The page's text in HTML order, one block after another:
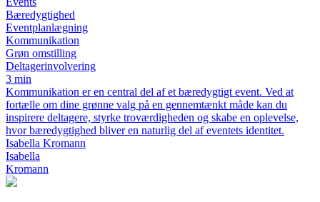
Bæredygtighed
Eventplanlægning
Kommunikation
Grøn omstilling
Deltagerinvolvering
3 min
Kommunikation er en central del af et bæredygtigt event. Ved at
fortælle om dine grønne valg på en gennemtænkt måde kan du
inspirere deltagere, styrke troværdigheden og skabe en oplevelse,
hvor bæredygtighed bliver en naturlig del af eventets identitet.
Isabella Kromann
Isabella
Kromann